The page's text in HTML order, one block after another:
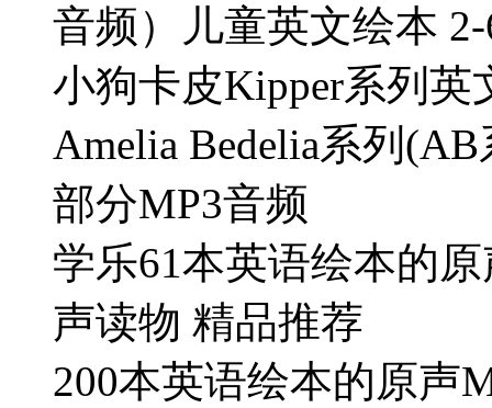
音频）儿童英文绘本
小狗卡皮Kipper系列英
Amelia Bedelia系列
部分MP3音频
学乐61本英语绘本的
声读物 精品推荐
200本英语绘本的原声